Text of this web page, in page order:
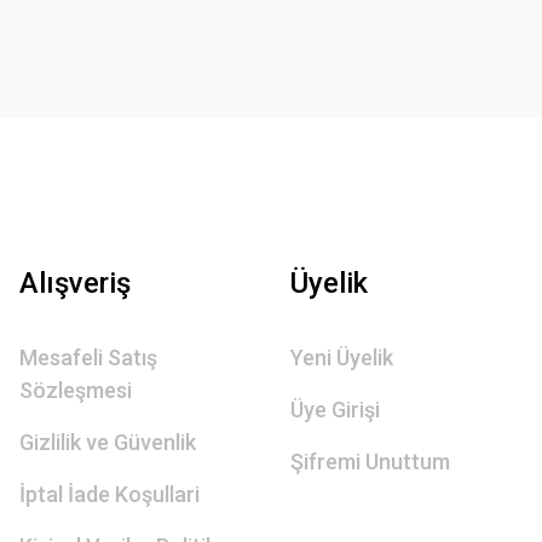
Alışveriş
Mesafeli Satış
Sözleşmesi
Gizlilik ve Güvenlik
İptal İade Koşullari
Üyelik
Yeni Üyelik
Üye Girişi
Şifremi Unuttum